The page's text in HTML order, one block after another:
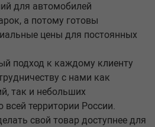
для автомобилей
а потому готовы
цены для постоянных
подход к каждому клиенту
с нами как
так и небольших
всей территории России.
свой товар доступнее для